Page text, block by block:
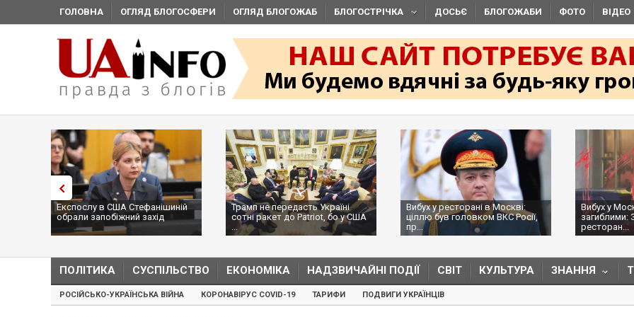
ГОЛОВНА ОГЛЯД БЛОГОСФЕРИ ОГЛЯД БЛОГОЖАБ БЛОГОСТРІЧКА ДОСЬЄ БЛОГОЖАБИ ФОТО ВІДЕО
Експослу в США Стефанішиній
обрали запобіжний захід
Трамп не передасть Україні
сотні ракет до Patriot, бо у США
...
Вибух у ресторані в Москві:
ціллю був головком ВКС Росії,
пр...
Вибух у
загиблими:
ресторан...
ПОЛІТИКА СУСПІЛЬСТВО ЕКОНОМІКА НАДЗВИЧАЙНІ ПОДІЇ СВІТ КУЛЬТУРА ЗНАННЯ
РОСІЙСЬКО-УКРАЇНСЬКА ВІЙНА КОРОНАВІРУС COVID-19 ТАРИФИ ПОДВИГИ УКРАЇНЦІВ